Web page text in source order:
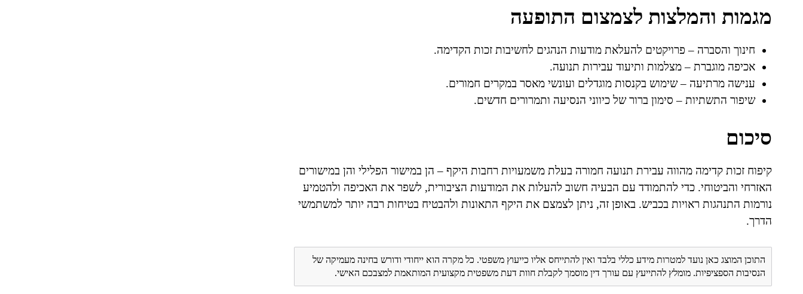
מגמות והמלצות לצמצום התופעה
חינוך והסברה – פרויקטים להעלאת מודעות הנהגים לחשיבות זכות הקדימה.
אכיפה מוגברת – מצלמות ותיעוד עבירות תנועה.
ענישה מרתיעה – שימוש בקנסות מוגדלים ועונשי מאסר במקרים חמורים.
שיפור התשתיות – סימון ברור של כיווני הנסיעה ותמרורים חדשים.
סיכום
קיפוח זכות קדימה מהווה עבירת תנועה חמורה בעלת משמעויות רחבות היקף – הן במישור הפלילי והן במישורים
האזרחי והביטוחי. כדי להתמודד עם הבעיה חשוב להעלות את המודעות הציבורית, לשפר את האכיפה ולהטמיע
נורמות התנהגות ראויות בכביש. באופן זה, ניתן לצמצם את היקף התאונות ולהבטיח בטיחות רבה יותר למשתמשי
הדרך.
התוכן המוצג כאן נועד למטרות מידע כללי בלבד ואין להתייחס אליו כייעוץ משפטי. כל מקרה הוא ייחודי ודורש בחינה מעמיקה של
הנסיבות הספציפיות. מומלץ להתייעץ עם עורך דין מוסמך לקבלת חוות דעת משפטית מקצועית המותאמת למצבכם האישי.